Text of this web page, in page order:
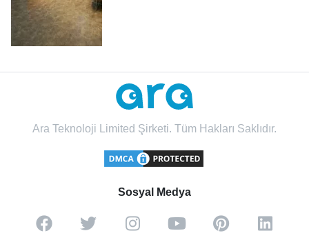
Ara Teknoloji Limited Şirketi. Tüm Hakları Saklıdır.
Sosyal Medya